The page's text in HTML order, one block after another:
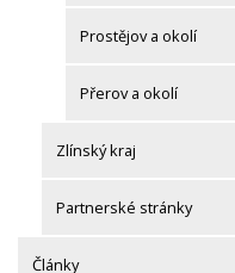
Prostějov a okolí
Přerov a okolí
Zlínský kraj
Partnerské stránky
Články